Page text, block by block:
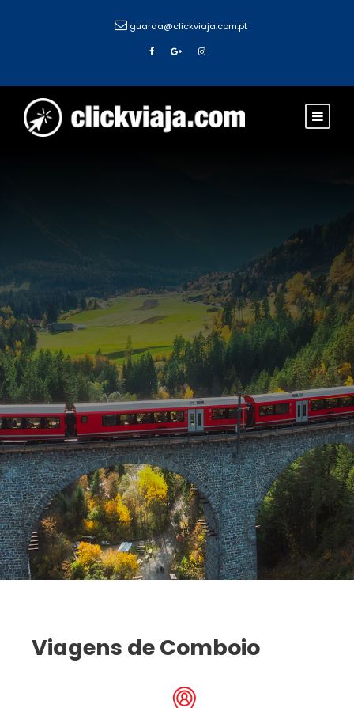
guarda@clickviaja.com.pt
Viagens de Comboio